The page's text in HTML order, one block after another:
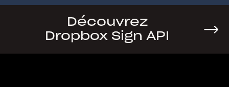
Découvrez
Dropbox Sign API